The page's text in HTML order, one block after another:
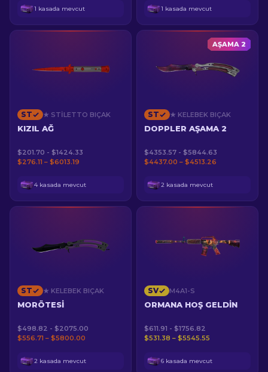
1 kasada mevcut 1 kasada mevcut
ST ★ STILETTO BIÇAK
KIZIL AĞ
$201.70 - $1424.33
$276.11 – $6013.19
4 kasada mevcut
AŞAMA 2
ST ★ KELEBEK BIÇAK
DOPPLER AŞAMA 2
$4353.57 - $5844.63
$4437.00 – $4513.26
2 kasada mevcut
ST ★ KELEBEK BIÇAK
MORÖTESI
$498.82 - $2075.00
$556.71 – $5800.00
2 kasada mevcut
SV M4A1-S
ORMANA HOŞ GELDIN
$611.91 - $1756.82
$531.38 – $5545.55
6 kasada mevcut